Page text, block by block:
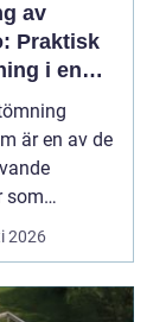
av
Praktisk
i en
är en av de
som
2026